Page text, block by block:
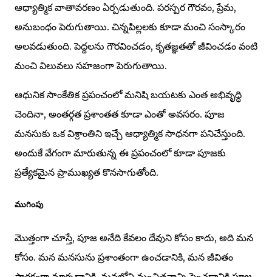
ఆధ్యాత్మిక వాతావరణం ఏర్పడుతుంది. పరస్పర గౌరవం, ప్రేమ,
అనుబంధం పెరుగుతాయి. చిన్నపిల్లలకు కూడా మంచి సంస్కారం
అలవడుతుంది. పెద్దలను గౌరవించడం, కృతజ్ఞతతో జీవించడం వంటి
మంచి విలువలు సహజంగా పెరుగుతాయి.
ఆధునిక సాంకేతిక ప్రపంచంలో మనిషి బయటకు ఎంత అభివృద్ధి
చెందినా, అంతర్గత ప్రశాంతత కూడా ఎంతో అవసరం. పూజ
మనసుకు ఒక విశ్రాంతిని ఇచ్చే ఆధ్యాత్మిక సాధనగా పనిచేస్తుంది.
అందుకే వేగంగా మారుతున్న ఈ ప్రపంచంలో కూడా పూజకు
ప్రత్యేకమైన ప్రాముఖ్యత కొనసాగుతోంది.
ముగింపు
మొత్తంగా చూస్తే, పూజ అనేది కేవలం దేవుని కోసం కాదు, అది మన
కోసం. మన మనసును ప్రశాంతంగా ఉంచడానికి, మన జీవితం